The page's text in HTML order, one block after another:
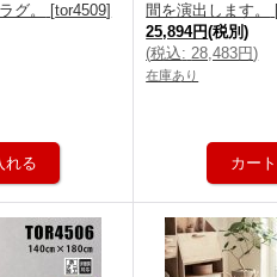
グ。
[tor4509]
間を演出します。
25,894円(税別)
(税込: 28,483円)
在庫あり